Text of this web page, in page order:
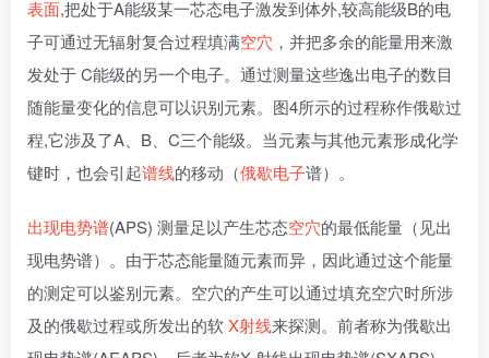
表面,把处于A能级某一芯态电子激发到体外,较高能级B的电
子可通过无辐射复合过程填满空穴 ，并把多余的能量用来激
发处于 C能级的另一个电子。通过测量这些逸出电子的数目
随能量变化的信息可以识别元素。图4所示的过程称作俄歇过
程,它涉及了A、B、C三个能级。当元素与其他元素形成化学
键时，也会引起谱线的移动（俄歇电子谱）。
出现电势谱(APS) 测量足以产生芯态空穴的最低能量（见出
现电势谱）。由于芯态能量随元素而异，因此通过这个能量
的测定可以鉴别元素。空穴的产生可以通过填充空穴时所涉
及的俄歇过程或所发出的软X射线来探测。前者称为俄歇出